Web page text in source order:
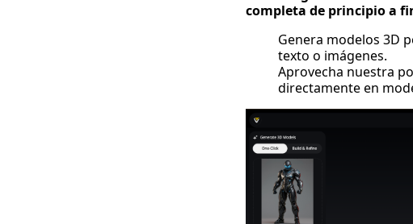
completa de principio a
Genera modelos 3D
texto o imágenes.
Aprovecha nuestra
directamente en